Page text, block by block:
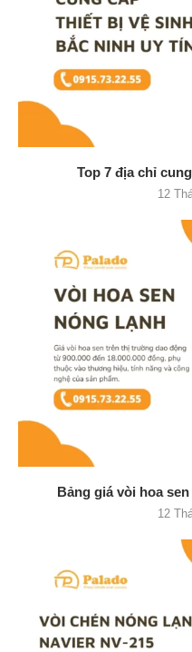
Top 7 địa chỉ
12
Bảng giá vòi hoa
12